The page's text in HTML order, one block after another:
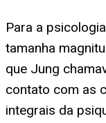
Para a
tamanha
que Jung
contato com as
integrais da